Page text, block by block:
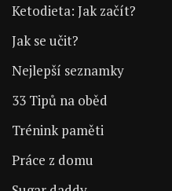
Ketodieta: Jak začít?
Jak se učit?
Nejlepší seznamky
33 Tipů na oběd
Trénink paměti
Práce z domu